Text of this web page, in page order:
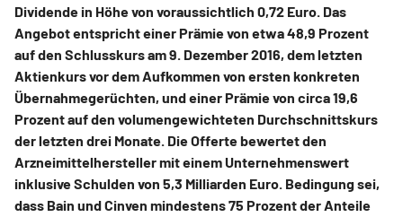
Dividende in Höhe von voraussichtlich 0,72 Euro. Das
Angebot entspricht einer Prämie von etwa 48,9 Prozent
auf den Schlusskurs am 9. Dezember 2016, dem letzten
Aktienkurs vor dem Aufkommen von ersten konkreten
Übernahmegerüchten, und einer Prämie von circa 19,6
Prozent auf den volumengewichteten Durchschnittskurs
der letzten drei Monate. Die Offerte bewertet den
Arzneimittelhersteller mit einem Unternehmenswert
inklusive Schulden von 5,3 Milliarden Euro. Bedingung sei,
dass Bain und Cinven mindestens 75 Prozent der Anteile